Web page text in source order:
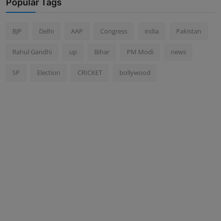
Popular Tags
BJP Delhi AAP Congress india Pakistan
Rahul Gandhi up Bihar PM Modi news
SP Election CRICKET bollywood